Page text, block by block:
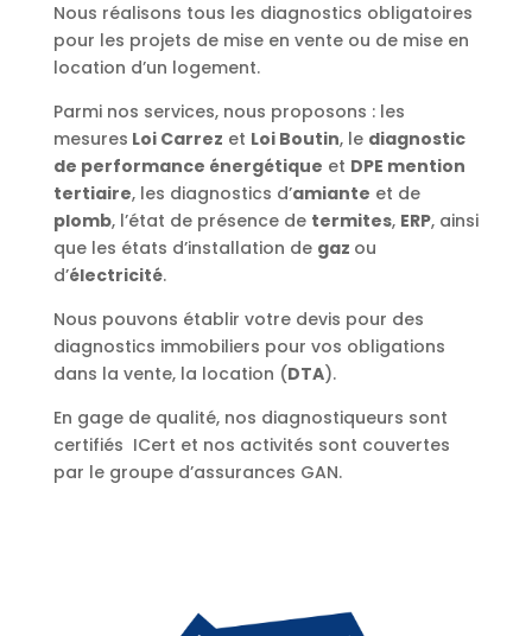
Nous réalisons tous les diagnostics obligatoires
pour les projets de mise en vente ou de mise en
location d’un logement.
Parmi nos services, nous proposons : les
mesures Loi Carrez et Loi Boutin, le diagnostic
de performance énergétique et DPE mention
tertiaire, les diagnostics d’amiante et de
plomb, l’état de présence de termites, ERP, ainsi
que les états d’installation de gaz ou
d’électricité.
Nous pouvons établir votre devis pour des
diagnostics immobiliers pour vos obligations
dans la vente, la location (DTA).
En gage de qualité, nos diagnostiqueurs sont
certifiés ICert et nos activités sont couvertes
par le groupe d’assurances GAN.